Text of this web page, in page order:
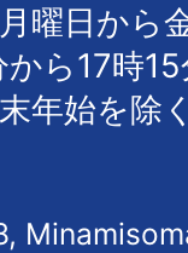
曜日から
ら17時
年始を除